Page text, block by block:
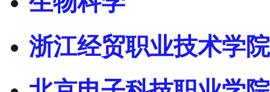
浙江经贸职业技术学院